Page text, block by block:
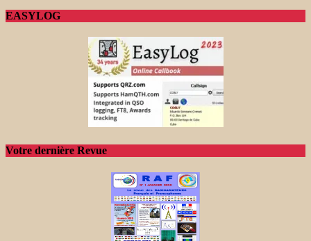
EASYLOG
Votre dernière Revue